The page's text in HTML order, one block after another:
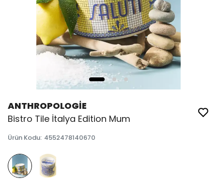
ANTHROPOLOGİE
Bistro Tile İtalya Edition Mum
Ürün Kodu: 4552478140670